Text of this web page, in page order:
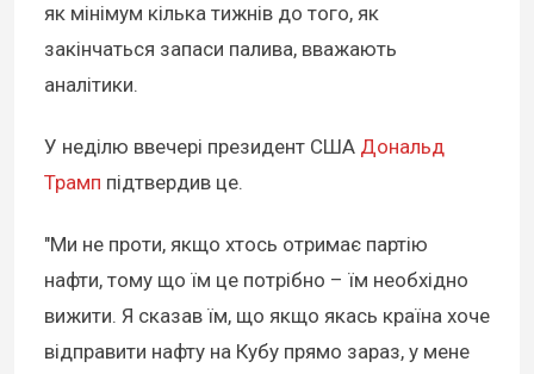
як мінімум кілька тижнів до того, як
закінчаться запаси палива, вважають
аналітики.
У неділю ввечері президент США Дональд
Трамп підтвердив це.
"Ми не проти, якщо хтось отримає партію
нафти, тому що їм це потрібно – їм необхідно
вижити. Я сказав їм, що якщо якась країна хоче
відправити нафту на Кубу прямо зараз, у мене